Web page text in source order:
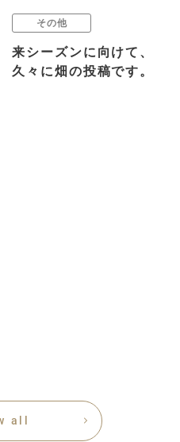
その他
来シーズンに向けて、
久々に畑の投稿です。
all